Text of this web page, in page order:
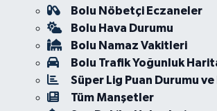
Bolu Nöbetçi Eczaneler
Bolu Hava Durumu
Bolu Namaz Vakitleri
Bolu Trafik Yoğunluk
Süper Lig Puan Durumu
Tüm Manşetler